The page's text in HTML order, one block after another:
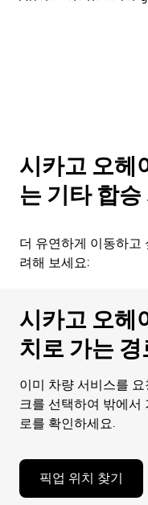
시카고 오헤
는 기타 합
더 유연하게 이동하고
려해 보세요:
시카고 오헤
치로 가는 경
이미 차량 서비스를
크를 선택하여 밖에서
로를 확인하세요.
픽업 위치 찾기